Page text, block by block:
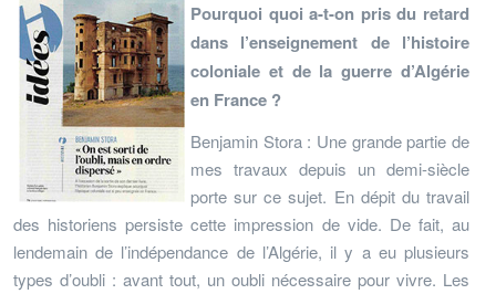
Pourquoi quoi a-t-on pris du retard
dans l’enseignement de l’histoire
coloniale et de la guerre d’Algérie
en France ?
Benjamin Stora : Une grande partie de
mes travaux depuis un demi-siècle
porte sur ce sujet. En dépit du travail
des historiens persiste cette impression de vide. De fait, au
lendemain de l’indépendance de l’Algérie, il y a eu plusieurs
types d’oubli : avant tout, un oubli nécessaire pour vivre. Les